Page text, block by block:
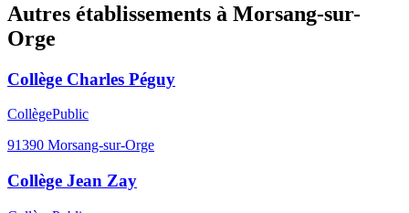
Autres établissements à Morsang-sur-
Orge
Collège Charles Péguy
CollègePublic
91390 Morsang-sur-Orge
Collège Jean Zay